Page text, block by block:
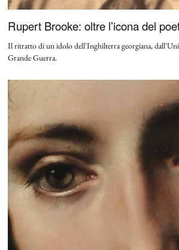
Rupert Brooke: oltre l’icona del
Il ritratto di un idolo dell'Inghilterra georgiana,
Grande Guerra.